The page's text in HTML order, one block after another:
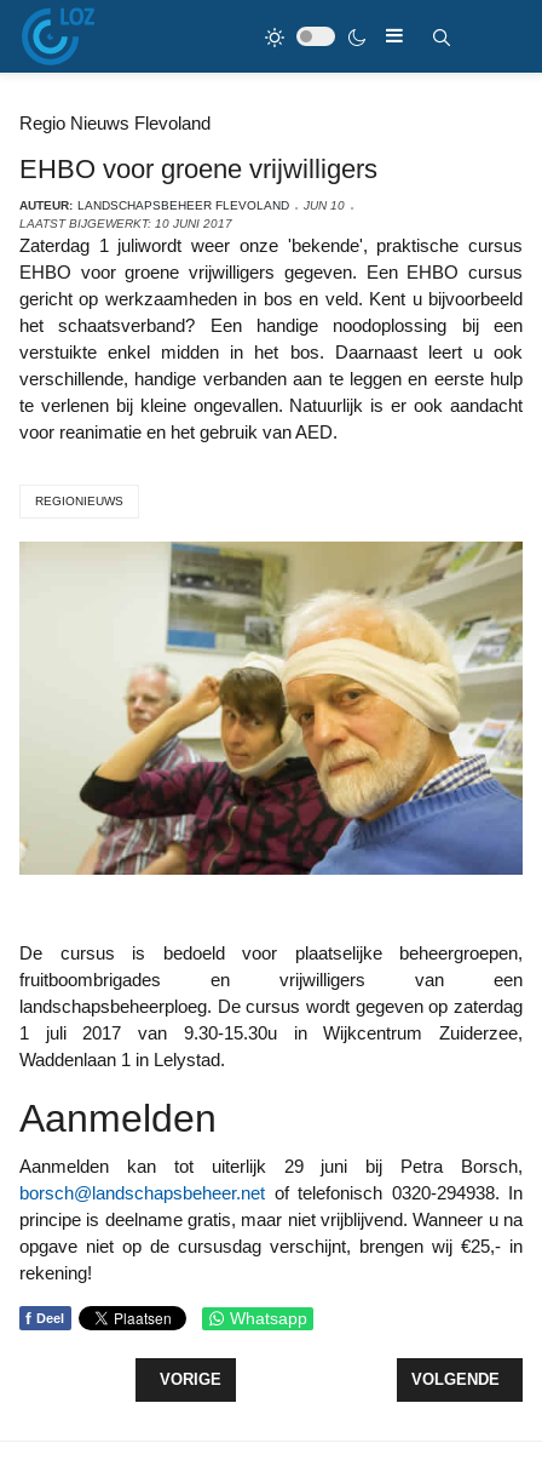
Regio Nieuws Flevoland
EHBO voor groene vrijwilligers
AUTEUR: LANDSCHAPSBEHEER FLEVOLAND
JUN 10
LAATST BIJGEWERKT: 10 JUNI 2017
Zaterdag 1 juliwordt weer onze 'bekende', praktische cursus
EHBO voor groene vrijwilligers gegeven. Een EHBO cursus
gericht op werkzaamheden in bos en veld. Kent u bijvoorbeeld
het schaatsverband? Een handige noodoplossing bij een
verstuikte enkel midden in het bos. Daarnaast leert u ook
verschillende, handige verbanden aan te leggen en eerste hulp
te verlenen bij kleine ongevallen. Natuurlijk is er ook aandacht
voor reanimatie en het gebruik van AED.
REGIONIEUWS
De cursus is bedoeld voor plaatselijke beheergroepen,
fruitboombrigades en vrijwilligers van een
landschapsbeheerploeg. De cursus wordt gegeven op zaterdag
1 juli 2017 van 9.30-15.30u in Wijkcentrum Zuiderzee,
Waddenlaan 1 in Lelystad.
Aanmelden
Aanmelden kan tot uiterlijk 29 juni bij Petra Borsch,
borsch@landschapsbeheer.net of telefonisch 0320-294938. In
principe is deelname gratis, maar niet vrijblijvend. Wanneer u na
opgave niet op de cursusdag verschijnt, brengen wij €25,- in
rekening!
f Deel Whatsapp
VORIG ARTIKEL: RENOVATIE NIJKERKERBRUG
VORIGE VOLGENDE
VOLGENDE